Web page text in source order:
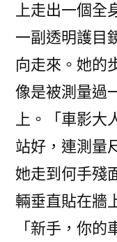
上走出一個
一副透明護目
向走來。她的
像是被測量過
上。「車影
站好，連測量
她走到何手殘
輛垂直貼在牆
「新手，你的